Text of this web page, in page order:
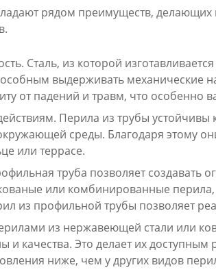
рядом преимуществ,
Сталь, из которой
выдерживать механические
от падений и травм, что особенно
Перила из трубы
среды. Благодаря этому
или террасе.
труба позволяет
или комбинированные перила,
из профильной трубы позволяет
из нержавеющей стали или
и качества. Это делает их
ниже, чем у других видов